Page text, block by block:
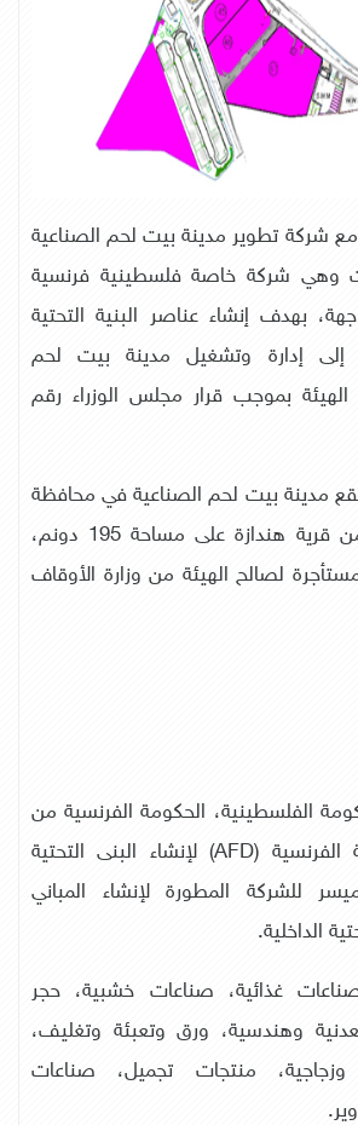
مع شركة تطوير مدينة بيت لحم الصناعية
وهي شركة خاصة فلسطينية فرنسية
لكل جهة، بهدف إنشاء عناصر البنية التحتية
إلى إدارة وتشغيل مدينة بيت لحم
الهيئة بموجب قرار مجلس الوزراء رقم
مدينة بيت لحم الصناعية في محافظة
بيت لحم بالقرب من قرية هندازة على مساحة 195 دونم،
لصالح الهيئة من وزارة الأوقاف
الفلسطينية، الحكومة الفرنسية من
الفرنسية (AFD) لإنشاء البنى التحتية
للشركة المطورة لإنشاء المباني
الداخلية.
غذائية، صناعات خشبية، حجر
وهندسية، ورق وتعبئة وتغليف،
منتجات تجميل، صناعات